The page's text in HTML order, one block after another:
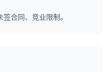
合同、竞业限制。